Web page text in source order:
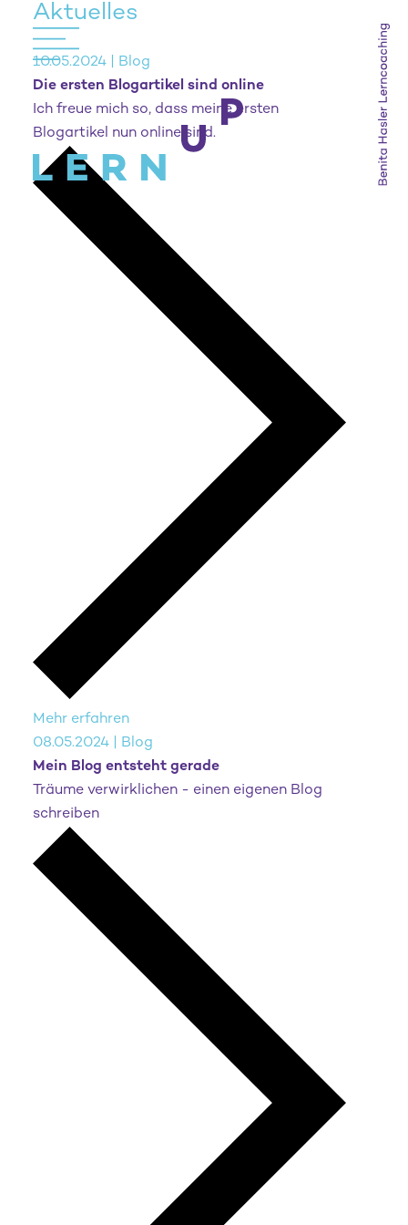
Aktuelles
10.05.2024 | Blog
Die ersten Blogartikel sind online
Ich freue mich so, dass meine ersten
Blogartikel nun online sind.
Mehr erfahren
08.05.2024 | Blog
Mein Blog entsteht gerade
Träume verwirklichen - einen eigenen Blog
schreiben